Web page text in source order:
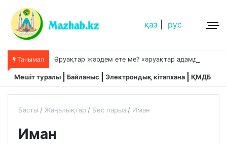
қаз рус
Танымал
Мешіт туралы Байланыс Электрондық кітапхана ҚМДБ
Басты Жаңалықтар Бес парыз Иман
Иман